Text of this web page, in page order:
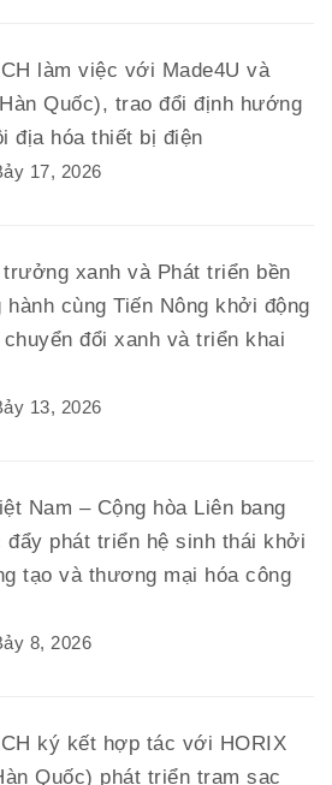
làm việc với Made4U và
Quốc), trao đổi định hướng
địa hóa thiết bị điện
17, 2026
trưởng xanh và Phát triển bền
hành cùng Tiến Nông khởi động
đổi xanh và triển khai
13, 2026
Nam – Cộng hòa Liên bang
phát triển hệ sinh thái khởi
tạo và thương mại hóa công
8, 2026
ký kết hợp tác với HORIX
Quốc) phát triển trạm sạc